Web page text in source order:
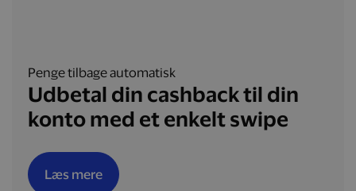
Penge tilbage automatisk
Udbetal din cashback til din
konto med et enkelt swipe
Læs mere